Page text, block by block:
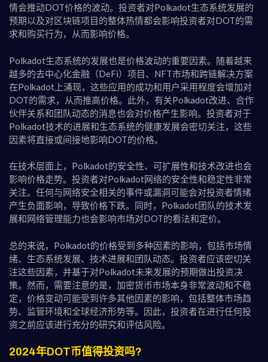
情会推动DOT价格的波动。投资者对Polkadot生态系统发展的
预期以及对区块链项目的整体热情都会影响投资者对DOT的需
求和购买行为，从而影响价格。
Polkadot生态系统的发展也是价格波动的重要因素。随着越来
越多的去中心化金融（DeFi）项目、NFT市场和跨链解决方案
在Polkadot上涌现，这些应用的成功和用户采用程度会增加对
DOT的需求，从而推高价格。此外，有关Polkadot改进、合作
伙伴关系和团队动态的消息也会对价格产生影响。投资者对于
Polkadot技术的进展和生态系统的健康发展会密切关注，这些
因素将直接或间接地影响DOT的价格。
在技术层面上，Polkadot的安全性、可扩展性和技术改进也会
影响价格走势。投资者对Polkadot网络的安全性和稳定性非常
关注。任何与网络安全相关的事件或漏洞可能会对投资者情绪
产生负面影响，导致价格下跌。同时，Polkadot团队的技术发
展和网络管理能力也会影响市场对DOT的看法和定价。
总的来说，Polkadot的价格受到多种因素的影响，包括市场情
绪、生态系统发展、技术进展和团队动态。投资者应该密切关
注这些因素，并基于对Polkadot未来发展的预期做出投资决
策。然而，需要注意的是，加密货币市场本身非常波动和不稳
定，价格变动可能受到许多其他因素的影响，包括整体市场趋
势、监管环境和全球经济形势等。因此，投资者在进行任何投
资之前应该进行充分的研究和评估风险。
2024年DOT币值得投资吗?